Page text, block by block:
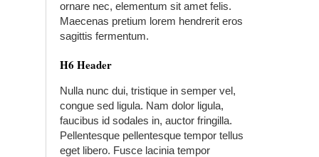
ornare nec, elementum sit amet felis.
Maecenas pretium lorem hendrerit eros
sagittis fermentum.
H6 Header
Nulla nunc dui, tristique in semper vel,
congue sed ligula. Nam dolor ligula,
faucibus id sodales in, auctor fringilla.
Pellentesque pellentesque tempor tellus
eget libero. Fusce lacinia tempor